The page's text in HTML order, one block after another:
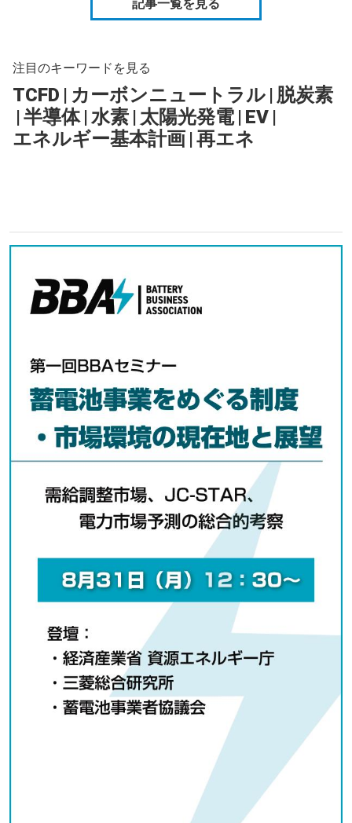
記事一覧を見る
注目のキーワードを見る
TCFD | カーボンニュートラル | 脱炭素
|半導体 |水素 | 太陽光発電 | EV |
エネルギー基本計画 |再エネ